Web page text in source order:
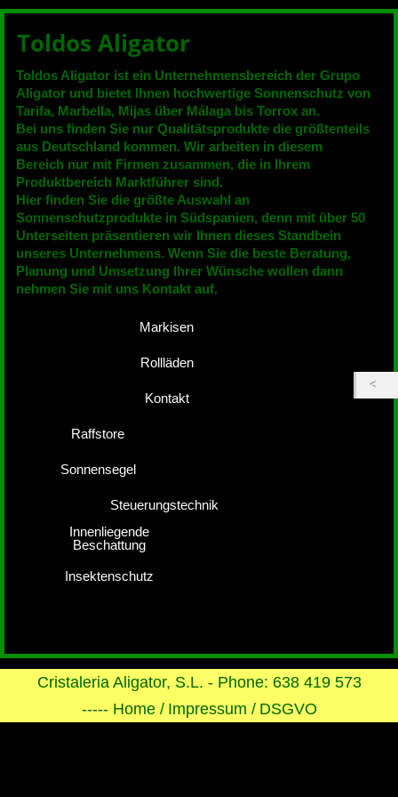
Toldos Aligator
Toldos Aligator ist ein Unternehmensbereich der Grupo
Aligator und bietet Ihnen hochwertige Sonnenschutz von
Tarifa, Marbella, Mijas über Málaga bis Torrox an.
Bei uns finden Sie nur Qualitätsprodukte die größtenteils
aus Deutschland kommen. Wir arbeiten in diesem
Bereich nur mit Firmen zusammen, die in Ihrem
Produktbereich Marktführer sind.
Hier finden Sie die größte Auswahl an
Sonnenschutzprodukte in Südspanien, denn mit über 50
Unterseiten präsentieren wir Ihnen dieses Standbein
unseres Unternehmens. Wenn Sie die beste Beratung,
Planung und Umsetzung Ihrer Wünsche wollen dann
nehmen Sie mit uns Kontakt auf.
Markisen
Rollläden
Kontakt
Raffstore
Sonnensegel
Steuerungstechnik
Innenliegende
Beschattung
Insektenschutz
Cristaleria Aligator, S.L. - Phone: 638 419 573
----- Home / Impressum / DSGVO